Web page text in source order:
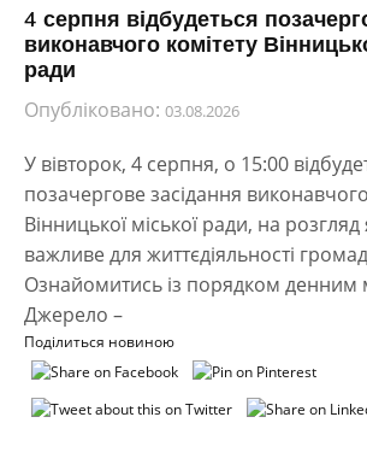
4 серпня відбудеться
виконавчого комітету
ради
Опубліковано: 03.08.2026
У вівторок, 4 серпня, о 15:00
позачергове засідання
Вінницької міської ради, на
важливе для життєдіяльності
Ознайомитись із порядком денним
Джерело –
Поділиться новиною